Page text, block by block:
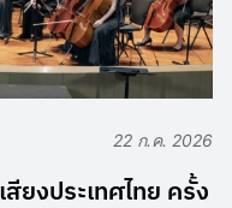
22 ก.ค. 2026
ยงประเทศไทย ครั้ง